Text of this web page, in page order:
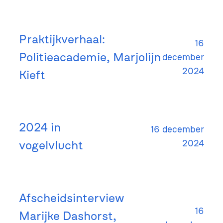
Praktijkverhaal:
Politieacademie, Marjolijn
Kieft
16
december
2024
2024 in
vogelvlucht
16 december
2024
Afscheidsinterview
Marijke Dashorst,
16